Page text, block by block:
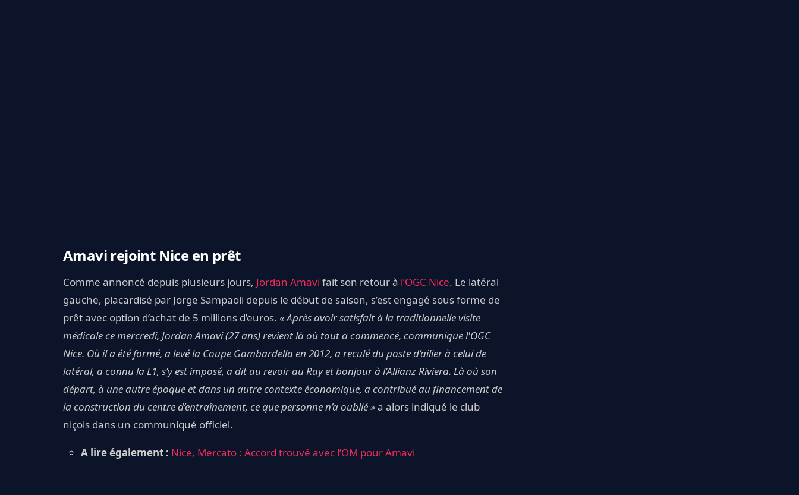
Amavi rejoint Nice en prêt
Comme annoncé depuis plusieurs jours, Jordan Amavi fait son retour à l’OGC Nice. Le latéral
gauche, placardisé par Jorge Sampaoli depuis le début de saison, s’est engagé sous forme de
prêt avec option d’achat de 5 millions d’euros. « Après avoir satisfait à la traditionnelle visite
médicale ce mercredi, Jordan Amavi (27 ans) revient là où tout a commencé, communique l'OGC
Nice. Où il a été formé, a levé la Coupe Gambardella en 2012, a reculé du poste d’ailier à celui de
latéral, a connu la L1, s’y est imposé, a dit au revoir au Ray et bonjour à l’Allianz Riviera. Là où son
départ, à une autre époque et dans un autre contexte économique, a contribué au financement de
la construction du centre d’entraînement, ce que personne n’a oublié »a alors indiqué le club
niçois dans un communiqué officiel.
A lire également : Nice, Mercato : Accord trouvé avec l’OM pour Amavi